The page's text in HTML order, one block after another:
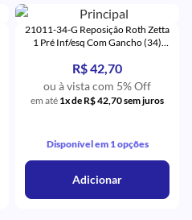
21011-34-G Reposição Roth Zetta
1 Pré Inf/esq Com Gancho (34)
R$ 42,70
ou à vista com 5% Off
em até 1x de R$ 42,70 sem juros
Disponível em 1 opções
Adicionar